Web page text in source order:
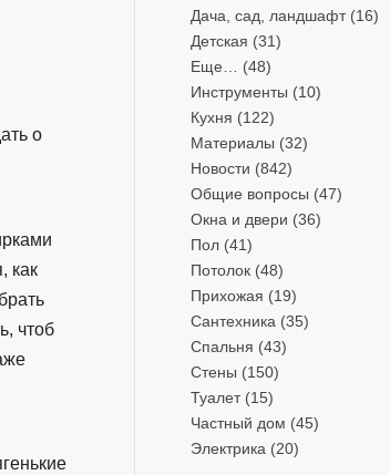
о
как
чтоб
Дача, сад, ландшафт(16)
Детская (31)
Еще…
(48)
Инструменты (10)
Кухня (122)
Материалы (32)
Новости (842)
Общие вопросы (47)
Окна и двери (36)
Пол(41)
Потолок(48)
Прихожая (19)
Сантехника (35)
Спальня (43)
Стены (150)
Туалет(15)
Частный дом (45)
Электрика (20)